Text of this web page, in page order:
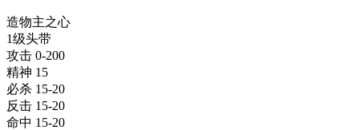
造物主之心
1级头带
攻击 0-200
精神 15
必杀 15-20
反击 15-20
命中 15-20